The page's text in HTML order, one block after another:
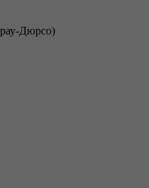
Дюрсо)